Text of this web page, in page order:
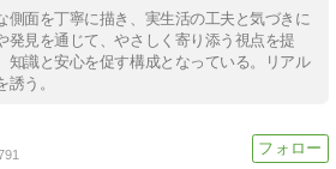
側面を丁寧に描き、実生活の工夫と気づきに
発見を通じて、やさしく寄り添う視点を提
知識と安心を促す構成となっている。リアル
う。